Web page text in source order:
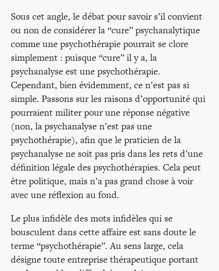
Sous cet angle, le débat pour savoir s’il convient
ou non de considérer la “cure” psychanalytique
comme une psychothérapie pourrait se clore
simplement : puisque “cure” il y a, la
psychanalyse est une psychothérapie.
Cependant, bien évidemment, ce n’est pas si
simple. Passons sur les raisons d’opportunité qui
pourraient militer pour une réponse négative
(non, la psychanalyse n’est pas une
psychothérapie), afin que le praticien de la
psychanalyse ne soit pas pris dans les rets d’une
définition légale des psychothérapies. Cela peut
être politique, mais n’a pas grand chose à voir
avec une réflexion au fond.
Le plus infidèle des mots infidèles qui se
bousculent dans cette affaire est sans doute le
terme “psychothérapie”. Au sens large, cela
désigne toute entreprise thérapeutique portant